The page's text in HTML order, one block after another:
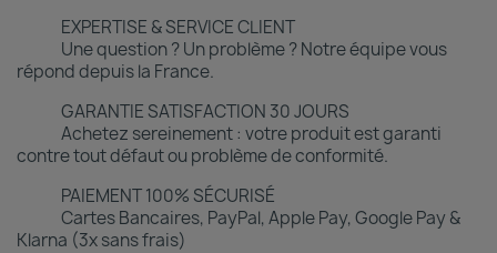
EXPERTISE & SERVICE CLIENT
Une question ? Un problème ? Notre équipe vous
répond depuis la France.
GARANTIE SATISFACTION 30 JOURS
Achetez sereinement : votre produit est garanti
contre tout défaut ou problème de conformité.
PAIEMENT 100% SÉCURISÉ
Cartes Bancaires, PayPal, Apple Pay, Google Pay &
Klarna (3x sans frais)